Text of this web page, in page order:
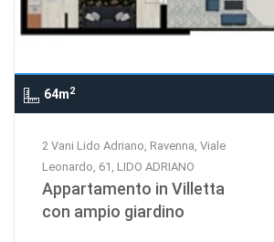
64m2
2 Vani Lido Adriano, Ravenna, Viale
Leonardo, 61, LIDO ADRIANO
Appartamento in Villetta
con ampio giardino